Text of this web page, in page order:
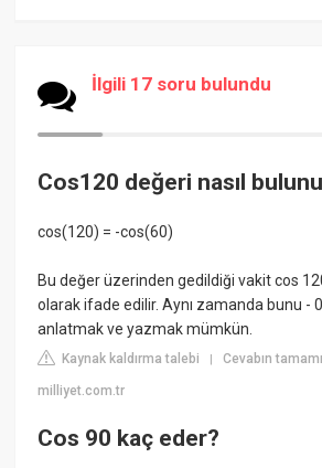
İlgili 17 soru bulundu
Cos120 değeri nasıl
cos(120) = -cos(60)
Bu değer üzerinden gedildiği vakit cos
olarak ifade edilir. Aynı zamanda bunu -
anlatmak ve yazmak mümkün.
Kaynak kaldırma talebi |Cevabın
milliyet.com.tr
Cos 90 kaç eder?